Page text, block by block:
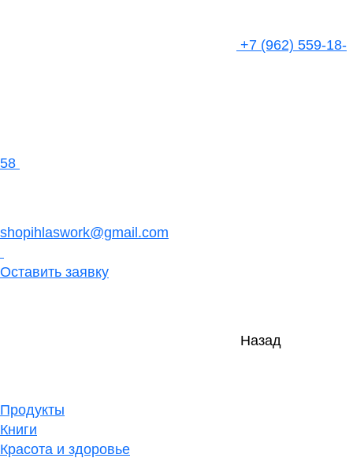
+7 (962) 559-18-
58
shopihlaswork@gmail.com
Оставить заявку
Назад
Продукты
Книги
Красота и здоровье